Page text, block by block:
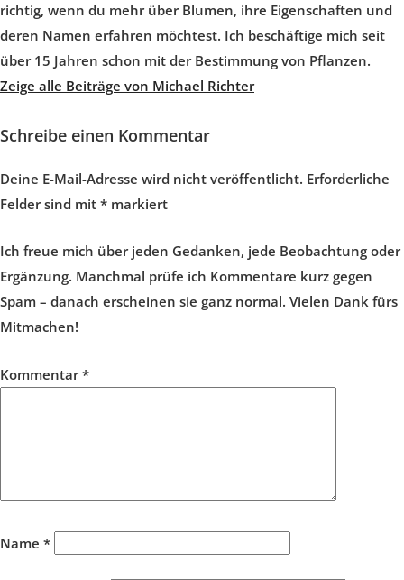
richtig, wenn du mehr über Blumen, ihre Eigenschaften und
deren Namen erfahren möchtest. Ich beschäftige mich seit
über 15 Jahren schon mit der Bestimmung von Pflanzen.
Zeige alle Beiträge von Michael Richter
Schreibe einen Kommentar
Deine E-Mail-Adresse wird nicht veröffentlicht. Erforderliche
Felder sind mit * markiert
Ich freue mich über jeden Gedanken, jede Beobachtung oder
Ergänzung. Manchmal prüfe ich Kommentare kurz gegen
Spam – danach erscheinen sie ganz normal. Vielen Dank fürs
Mitmachen!
Kommentar*
Name *